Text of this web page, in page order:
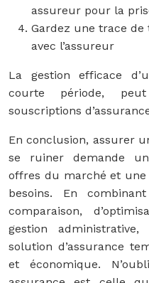
assureur pour la
Gardez une trace
avec l’assureur
La gestion efficace
courte période,
souscriptions
En conclusion, assurer
se ruiner demande
offres du marché et une
besoins. En
comparaison,
gestion
solution d’assurance
et économique.